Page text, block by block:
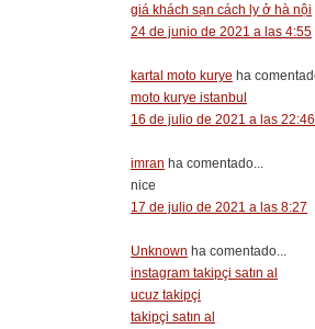
giá khách sạn cách ly ở hà nội
24 de junio de 2021 a las 4:55
kartal moto kurye ha
moto kurye istanbul
16 de julio de 2021 a las 22:46
imran ha comentado...
nice
17 de julio de 2021 a las 8:27
Unknown ha comentado...
instagram takipçi satın al
ucuz takipçi
takipçi satın al